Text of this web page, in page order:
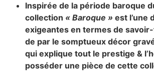
Inspirée de la période baroque
collection « Baroque » est l’une
exigeantes en termes de
de par le somptueux décor
qui explique tout le prestige &
posséder une pièce de cette